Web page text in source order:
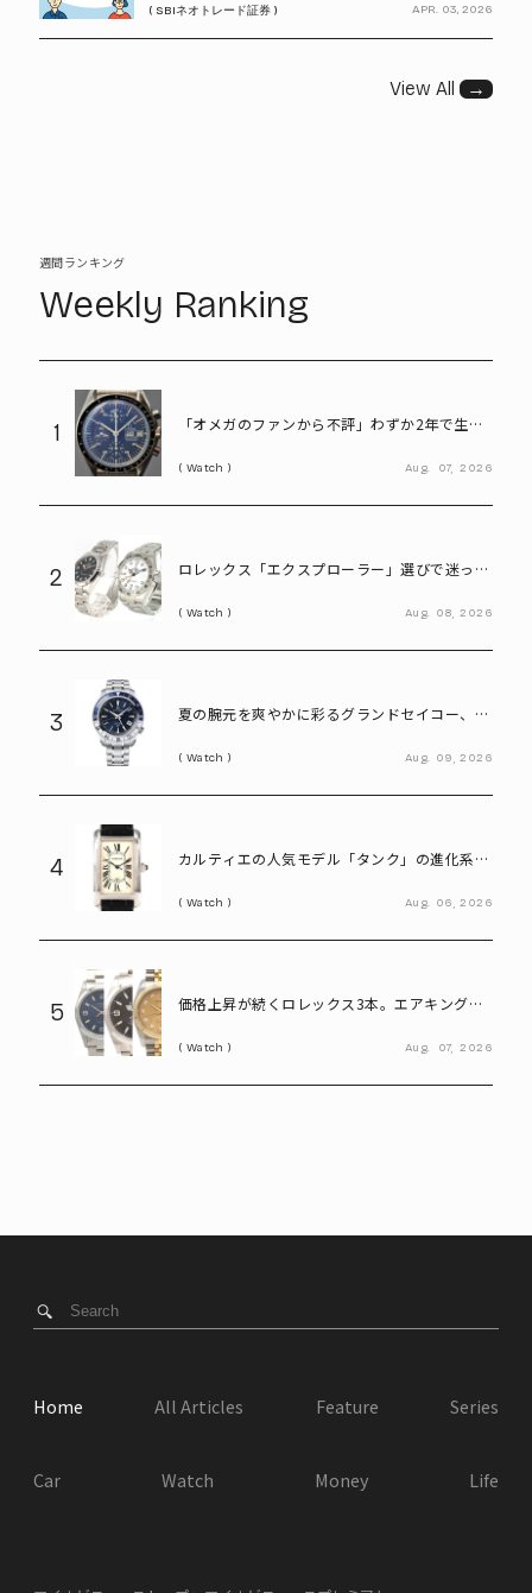
( SBIネオトレード証券 ) APR. 03, 2026
View All →
週間ランキング
Weekly Ranking
1
「オメガのファンから不評」わずか2年で生産
ピードマスター”とは
Watch Aug. 07, 2026
2
ロレックス「エクスプローラー」選びで迷った
Watch Aug. 08, 2026
3
夏の腕元を爽やかに彩るグランドセイコー、ロ
め腕時計3選
Watch Aug. 09, 2026
4
カルティエの人気モデル「タンク」の進化系。
WG」
Watch Aug. 06, 2026
5
価格上昇が続くロレックス3本。エアキング、
Watch Aug. 07, 2026
Home All Articles Feature Series
Car Watch Money Life